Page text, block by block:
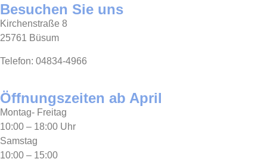
Besuchen Sie uns
Kirchenstraße 8
25761 Büsum
Telefon: 04834-4966
Öffnungszeiten ab April
Montag- Freitag
10:00 – 18:00 Uhr
Samstag
10:00 – 15:00